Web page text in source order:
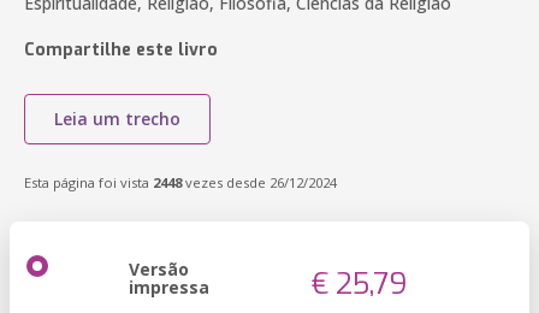
Compartilhe este livro
Leia um trecho
Esta página foi vista 2448vezes desde 26/12/2024
Versão
impressa € 25,79